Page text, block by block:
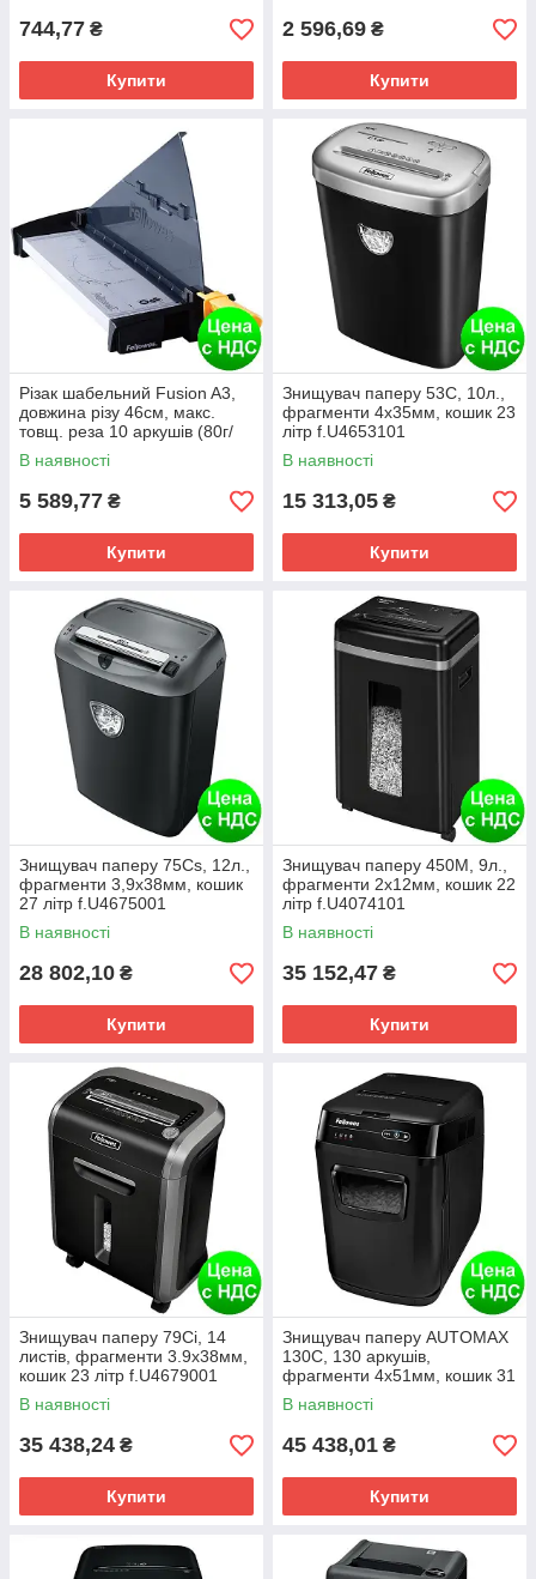
744,77 ₴
Купити
2 596,69 ₴
Купити
Різак шабельний Fusion A3,
довжина різу 46см, макс.
товщ. реза 10 аркушів (80г/
м2) f.R5410901
В наявності
5 589,77 ₴
Купити
Знищувач паперу 53C, 10л.,
фрагменти 4х35мм, кошик 23
літр f.U4653101
В наявності
15 313,05 ₴
Купити
Знищувач паперу 75Cs, 12л.,
фрагменти 3,9х38мм, кошик
27 літр f.U4675001
В наявності
28 802,10 ₴
Купити
Знищувач паперу 450M, 9л.,
фрагменти 2х12мм, кошик 22
літр f.U4074101
В наявності
35 152,47 ₴
Купити
Знищувач паперу 79Ci, 14
листів, фрагменти 3.9х38мм,
кошик 23 літр f.U4679001
В наявності
35 438,24 ₴
Купити
Знищувач паперу AUTOMAX
130C, 130 аркушів,
фрагменти 4х51мм, кошик 31
літр f.U4680101
В наявності
45 438,01 ₴
Купити